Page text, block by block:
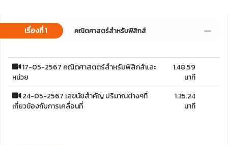
เรื่องที่ 1 คณิตศาสตร์สำหรับฟิสิกส์
17-05-2567 คณิตศาสตตร์สำหรับฟิสิกส์และ
หน่วย
1.48.59
นาที
24-05-2567 เลขนัยสำคัญ ปริมาณต่างๆที่
เกี่ยวข้องกับการเคลื่อนที่
1.35.24
นาที